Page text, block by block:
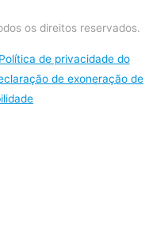
os direitos reservados.
Política de privacidade do
de exoneração de